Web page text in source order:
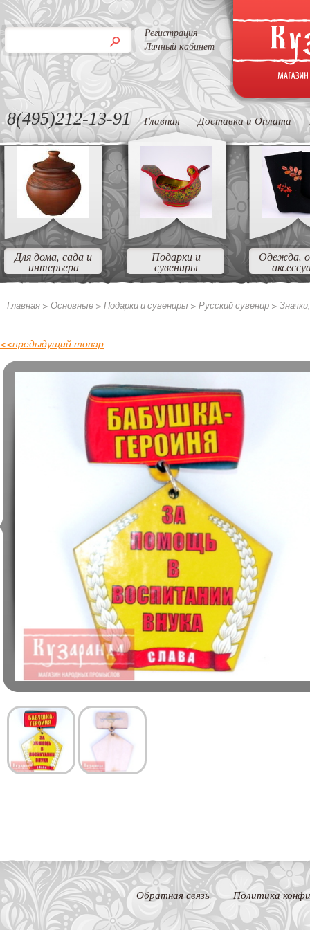
Регистрация
Личный кабинет
8(495)212-13-91 Главная Доставка и Оплата
Для дома, сада и
интерьера
Подарки и
сувениры
Одежда,
Главная > Основные > Подарки и сувениры > Русский сувенир >
<<предыдущий товар
Обратная связь Политика